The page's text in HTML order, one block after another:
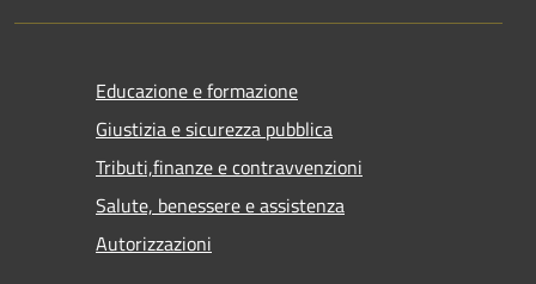
Educazione e formazione
Giustizia e sicurezza pubblica
Tributi,finanze e contravvenzioni
Salute, benessere e assistenza
Autorizzazioni